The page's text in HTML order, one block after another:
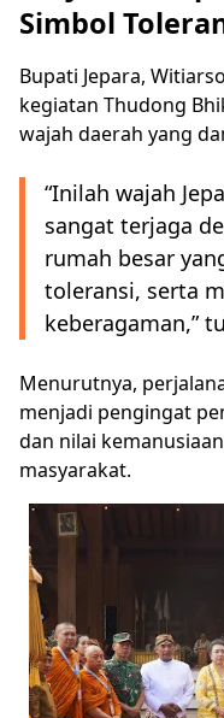
Simbol
Bupati Jepara,
kegiatan Thudong
wajah daerah yang
“Inilah wajah
sangat terjaga
rumah besar
toleransi, serta
keberagaman,”
Menurutnya,
menjadi pengingat
dan nilai
masyarakat.